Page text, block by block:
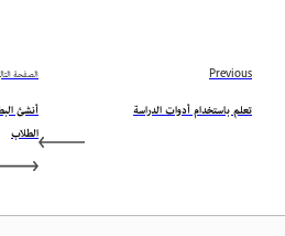
Previous
تعلم باستخدام أدوات الدراسة
الصفحة
أنشئ
الطلاب